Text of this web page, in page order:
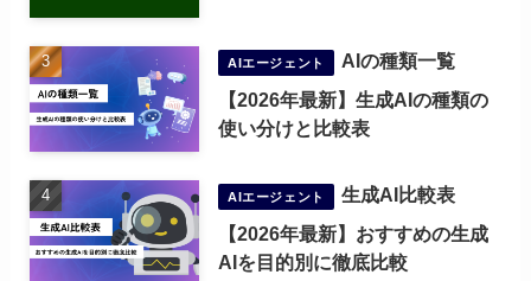
AIエージェント
AIの種類一覧
【2026年最新】生成AIの種類の
使い分けと比較表
AIエージェント
生成AI比較表
【2026年最新】おすすめの生成
AIを目的別に徹底比較